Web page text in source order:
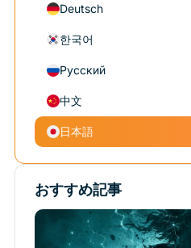
Deutsch
한국어
Русский
中文
日本語
おすすめ記事